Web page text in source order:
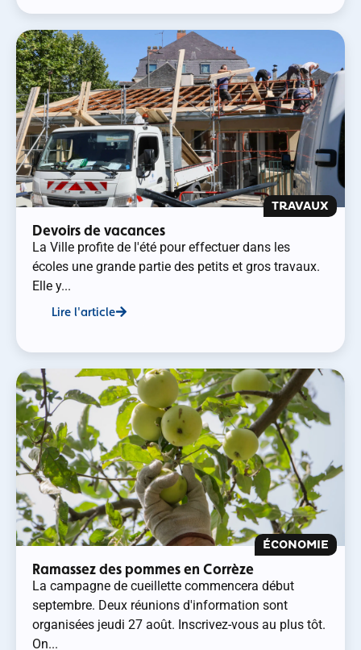
TRAVAUX
Devoirs de vacances
La Ville profite de l'été pour effectuer dans les
écoles une grande partie des petits et gros travaux.
Elle y...
Lire l'article
ÉCONOMIE
Ramassez des pommes en Corrèze
La campagne de cueillette commencera début
septembre. Deux réunions d'information sont
organisées jeudi 27 août. Inscrivez-vous au plus tôt.
On...